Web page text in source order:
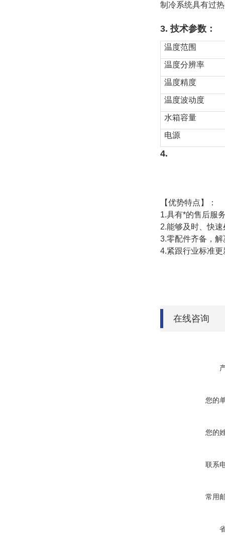
制冷系统具有过
3. 技术参数：
温度范围
温度分辨率
温度精度
温度波动度
水箱容量
电源
4.
【优势特点】：
1.具有*的售后服
2.能够及时、快
3.零配件齐备，
4.紧跟行业标准
在线咨询
您的
您的
联系
常用